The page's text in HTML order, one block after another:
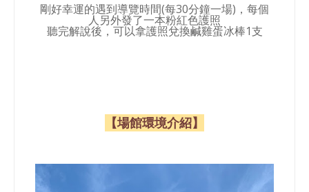
剛好幸運的遇到導覽時間(每30分鐘一場)，每個
人另外發了一本粉紅色護照
聽完解說後，可以拿護照兌換鹹雞蛋冰棒1支
【場館環境介紹】